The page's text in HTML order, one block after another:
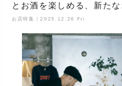
とお酒を楽しめる、新た
お店特集｜2025.12.26 Fri